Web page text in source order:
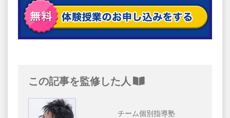
この記事を監修した人
チーム個別指導塾